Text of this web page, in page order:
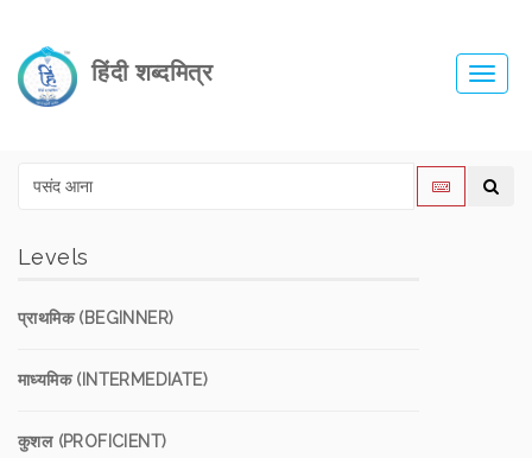
हिंदी शब्दमित्र
Levels
प्राथमिक (BEGINNER)
माध्यमिक (INTERMEDIATE)
कुशल (PROFICIENT)